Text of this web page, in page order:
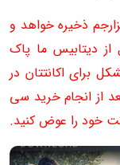
ذخیره خواهد و
دیتابیس ما پاک
برای اکانتتان در
از انجام خرید سی
خود را عوض کنید.